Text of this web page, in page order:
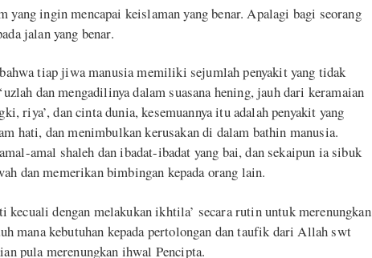
ingin mencapai keislaman yang benar. Apalagi bagi seorang
jalan yang benar.
tiap jiwa manusia memiliki sejumlah penyakit yang tidak
dan mengadilinya dalam suasana hening, jauh dari keramaian
riya’, dan cinta dunia, kesemuannya itu adalah penyakit yang
hati, dan menimbulkan kerusakan di dalam bathin manusia.
amal shaleh dan ibadat-ibadat yang bai, dan sekaipun ia sibuk
dan memerikan bimbingan kepada orang lain.
dengan melakukan ikhtila’ secara rutin untuk merenungkan
mana kebutuhan kepada pertolongan dan taufik dari Allah swt
pula merenungkan ihwal Pencipta.